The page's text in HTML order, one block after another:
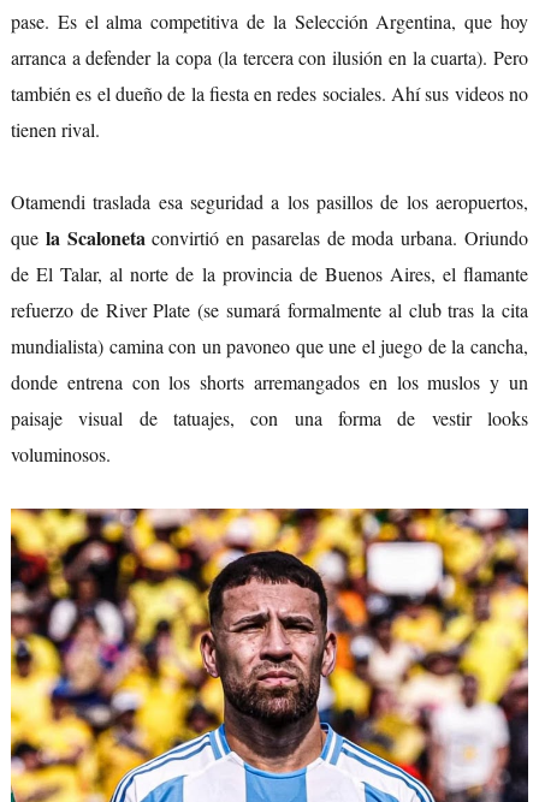
pase. Es el alma competitiva de la Selección Argentina, que hoy
arranca a defender la copa (la tercera con ilusión en la cuarta). Pero
también es el dueño de la fiesta en redes sociales. Ahí sus videos no
tienen rival.
Otamendi traslada esa seguridad a los pasillos de los aeropuertos,
que la Scalonetaconvirtió en pasarelas de moda urbana. Oriundo
de El Talar, al norte de la provincia de Buenos Aires, el flamante
refuerzo de River Plate (se sumará formalmente al club tras la cita
mundialista) camina con un pavoneo que une el juego de la cancha,
donde entrena con los shorts arremangados en los muslos y un
paisaje visual de tatuajes, con una forma de vestir looks
voluminosos.